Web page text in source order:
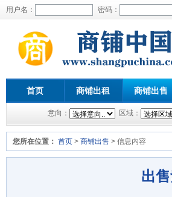
用户名： 密码：
首页 商铺出租 商铺出售
意向： 区域：
您所在位置： 首页 > 商铺出售 > 信息内容
出